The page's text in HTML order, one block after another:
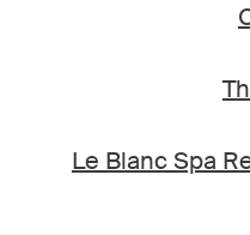
Le Blanc Spa